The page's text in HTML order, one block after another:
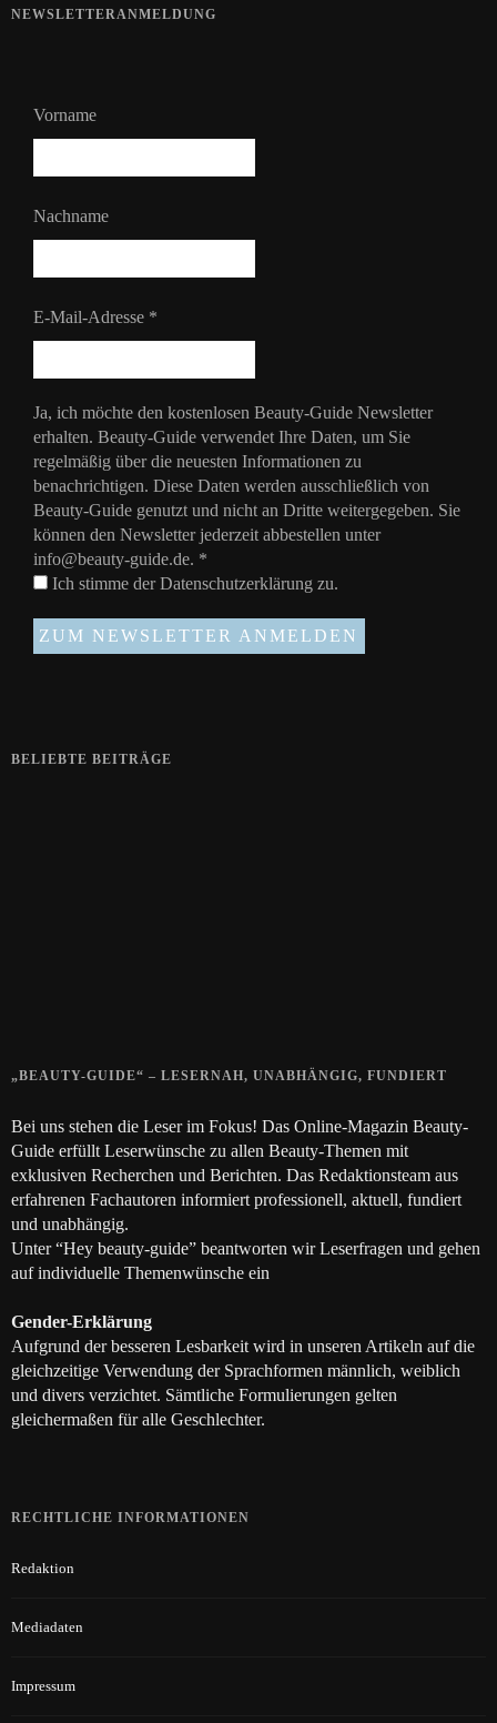
NEWSLETTERANMELDUNG
Vorname
Nachname
E-Mail-Adresse *
Ja, ich möchte den kostenlosen Beauty-Guide Newsletter
erhalten. Beauty-Guide verwendet Ihre Daten, um Sie
regelmäßig über die neuesten Informationen zu
benachrichtigen. Diese Daten werden ausschließlich von
Beauty-Guide genutzt und nicht an Dritte weitergegeben. Sie
können den Newsletter jederzeit abbestellen unter
info@beauty-guide.de. *
Ich stimme derDatenschutzerklärung zu.
BELIEBTE BEITRÄGE
„BEAUTY-GUIDE“ – LESERNAH, UNABHÄNGIG, FUNDIERT
Bei uns stehen die Leser im Fokus! Das Online-Magazin Beauty-
Guide erfüllt Leserwünsche zu allen Beauty-Themen mit
exklusiven Recherchen und Berichten. Das Redaktionsteam aus
erfahrenen Fachautoren informiert professionell, aktuell, fundiert
und unabhängig.
Unter “Hey beauty-guide” beantworten wir Leserfragen und gehen
auf individuelle Themenwünsche ein
Gender-Erklärung
Aufgrund der besseren Lesbarkeit wird in unseren Artikeln auf die
gleichzeitige Verwendung der Sprachformen männlich, weiblich
und divers verzichtet. Sämtliche Formulierungen gelten
gleichermaßen für alle Geschlechter.
RECHTLICHE INFORMATIONEN
Redaktion
Mediadaten
Impressum